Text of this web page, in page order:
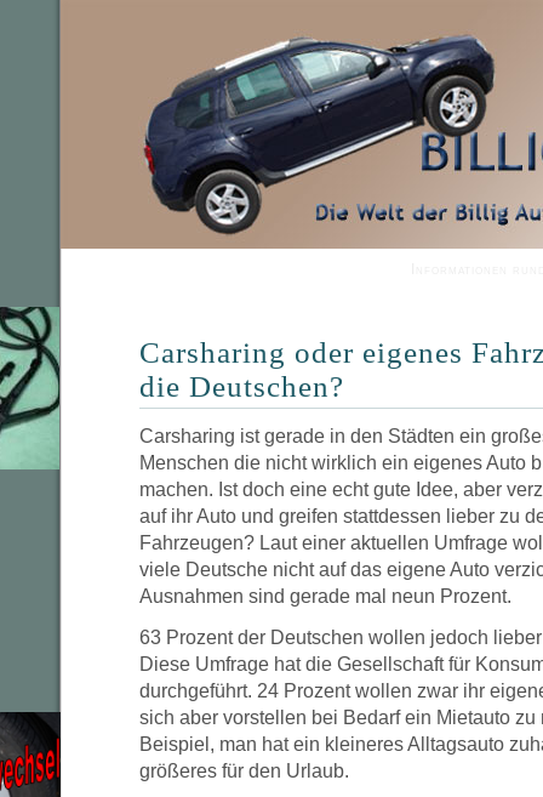
Carsharing oder eigenes
die Deutschen?
Carsharing ist gerade in den Städten ein
Menschen die nicht wirklich ein eigenes Auto
machen. Ist doch eine echt gute Idee, aber
auf ihr Auto und greifen stattdessen lieber zu
Fahrzeugen? Laut einer aktuellen Umfrage
viele Deutsche nicht auf das eigene Auto
Ausnahmen sind gerade mal neun Prozent.
63 Prozent der Deutschen wollen jedoch
Diese Umfrage hat die Gesellschaft für
durchgeführt. 24 Prozent wollen zwar ihr
sich aber vorstellen bei Bedarf ein Mietauto
Beispiel, man hat ein kleineres Alltagsauto
größeres für den Urlaub.